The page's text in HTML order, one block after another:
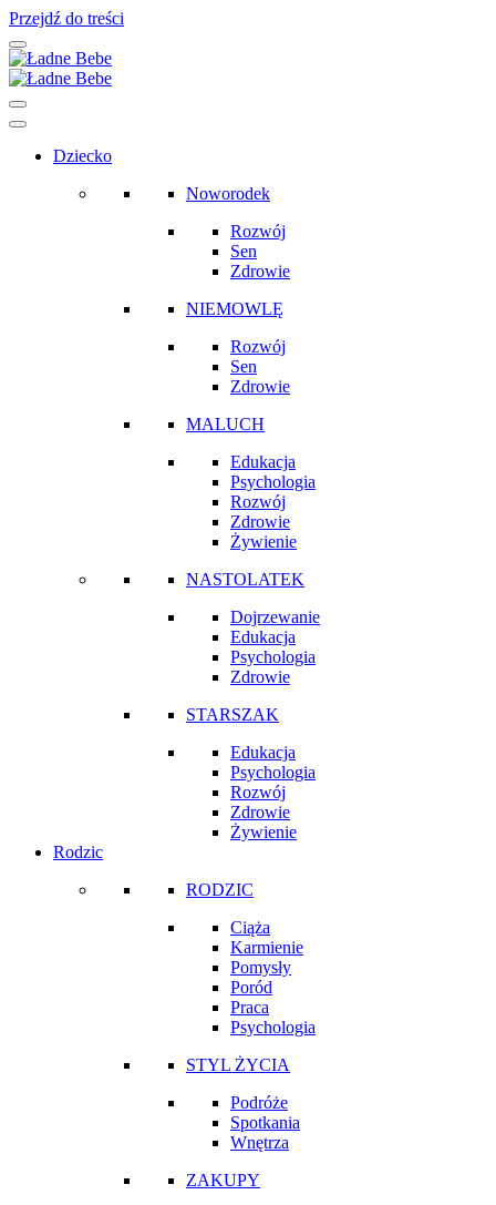
Przejdź do treści
Main
Navigation
Dziecko
Noworodek
Rozwój
Sen
Zdrowie
NIEMOWLĘ
Rozwój
Sen
Zdrowie
MALUCH
Edukacja
Psychologia
Rozwój
Zdrowie
Żywienie
NASTOLATEK
Dojrzewanie
Edukacja
Psychologia
Zdrowie
STARSZAK
Edukacja
Psychologia
Rozwój
Zdrowie
Żywienie
Rodzic
RODZIC
Ciąża
Karmienie
Pomysły
Poród
Praca
Psychologia
STYL ŻYCIA
Podróże
Spotkania
Wnętrza
ZAKUPY